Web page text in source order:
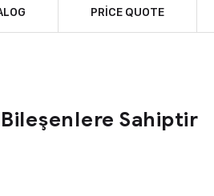
PRICE QUOTE
Bileşenlere Sahiptir